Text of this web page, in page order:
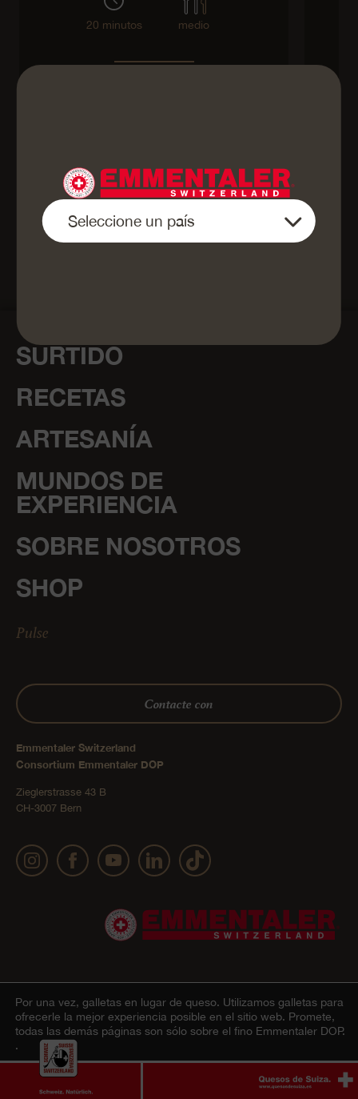
20 minutos medio
Volver a la vista general
SURTIDO
RECETAS
ARTESANÍA
MUNDOS DE
EXPERIENCIA
SOBRE NOSOTROS
SHOP
Pulse
Contacte con
Emmentaler Switzerland
Consortium Emmentaler DOP
Zieglerstrasse 43 B
CH-3007 Bern
© 2022 Emmentaler AOP | Impressum Declaración sobre la protección de datos
personales|AGB Onlineshop|Cookie – Explicación
Por una vez, galletas en lugar de queso. Utilizamos galletas para
ofrecerle la mejor experiencia posible en el sitio web. Promete,
todas las demás páginas son sólo sobre el fino Emmentaler DOP.
.
De acuerdo